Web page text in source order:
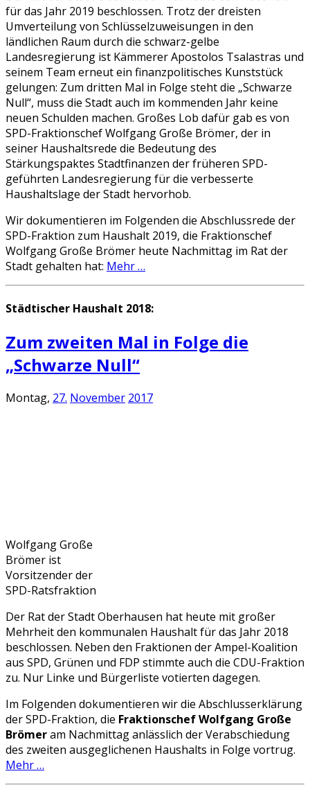
für das Jahr 2019 beschlossen. Trotz der dreisten
Umverteilung von Schlüsselzuweisungen in den
ländlichen Raum durch die schwarz-gelbe
Landesregierung ist Kämmerer Apostolos Tsalastras und
seinem Team erneut ein finanzpolitisches Kunststück
gelungen: Zum dritten Mal in Folge steht die „Schwarze
Null“, muss die Stadt auch im kommenden Jahr keine
neuen Schulden machen. Großes Lob dafür gab es von
SPD-Fraktionschef Wolfgang Große Brömer, der in
seiner Haushaltsrede die Bedeutung des
Stärkungspaktes Stadtfinanzen der früheren SPD-
geführten Landesregierung für die verbesserte
Haushaltslage der Stadt hervorhob.
Wir dokumentieren im Folgenden die Abschlussrede der
SPD-Fraktion zum Haushalt 2019, die Fraktionschef
Wolfgang Große Brömer heute Nachmittag im Rat der
Stadt gehalten hat: Mehr …
Städtischer Haushalt 2018:
Zum zweiten Mal in Folge die
„Schwarze Null“
Montag, 27. November 2017
Wolfgang Große
Brömer ist
Vorsitzender der
SPD-Ratsfraktion
Der Rat der Stadt Oberhausen hat heute mit großer
Mehrheit den kommunalen Haushalt für das Jahr 2018
beschlossen. Neben den Fraktionen der Ampel-Koalition
aus SPD, Grünen und FDP stimmte auch die CDU-Fraktion
zu. Nur Linke und Bürgerliste votierten dagegen.
Im Folgenden dokumentieren wir die Abschlusserklärung
der SPD-Fraktion, die Fraktionschef Wolfgang Große
Brömeram Nachmittag anlässlich der Verabschiedung
des zweiten ausgeglichenen Haushalts in Folge vortrug.
Mehr …